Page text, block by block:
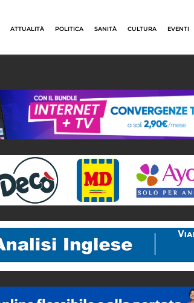
ATTUALITÀ POLITICA SANITÀ CULTURA EVENTI